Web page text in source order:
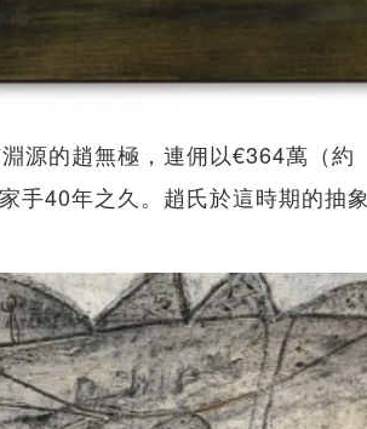
源的趙無極，連佣以€364萬（約
手40年之久。趙氏於這時期的抽象